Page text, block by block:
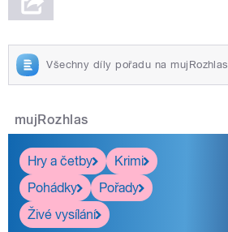
Všechny díly pořadu na mujRozhlas
mujRozhlas
Hry a četby
Krimi
Pohádky
Pořady
Živé vysílání